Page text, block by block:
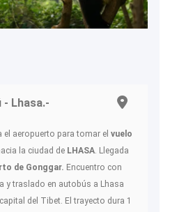
- Lhasa.-
el aeropuerto para tomar el vuelo
la ciudad de LHASA. Llegada
de Gonggar. Encuentro con
y traslado en autobús a Lhasa
del Tibet. El trayecto dura 1